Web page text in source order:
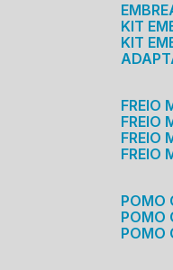
KIT
KIT